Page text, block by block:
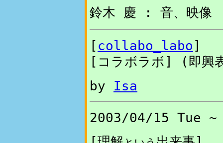
鈴木 慶 : 音、映像
[ collabo_labo ]
[コラボラボ] (即興
by Isa
2003/04/15 Tue ~